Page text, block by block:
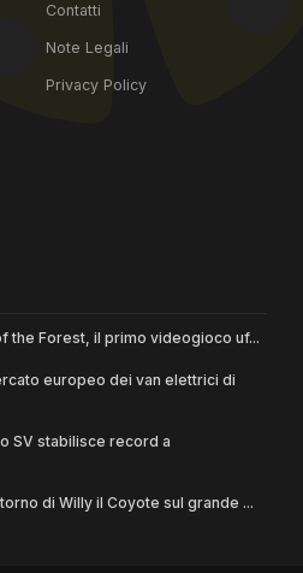
Contatti
Note Legali
Privacy Policy
the Forest, il primo videogioco uf...
europeo dei van elettrici di
SV stabilisce record a
di Willy il Coyote sul grande ...